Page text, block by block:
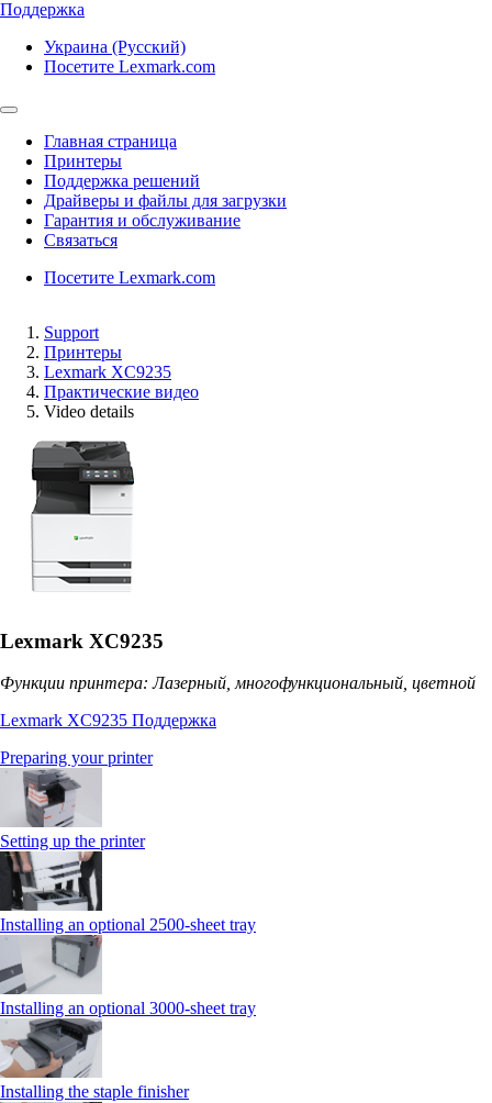
Поддержка
Украина (Русский)
Посетите Lexmark.com
Главная страница
Принтеры
Поддержка решений
Драйверы и файлы для загрузки
Гарантия и обслуживание
Связаться
Посетите Lexmark.com
Support
Принтеры
Lexmark XC9235
Практические видео
Video details
Lexmark XC9235
Функции принтера: Лазерный, многофункциональный, цветной
Lexmark XC9235 Поддержка
Preparing your printer
Setting up the printer
Installing an optional 2500-sheet tray
Installing an optional 3000-sheet tray
Installing the staple finisher